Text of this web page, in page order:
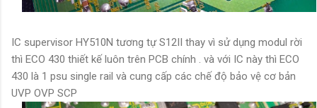
IC supervisor HY510N tương tự S12II thay vì sử dụng modul rời
thì ECO 430 thiết kế luôn trên PCB chính . và với IC này thì ECO
430 là 1 psu single rail và cung cấp các chế độ bảo vệ cơ bản
UVP OVP SCP